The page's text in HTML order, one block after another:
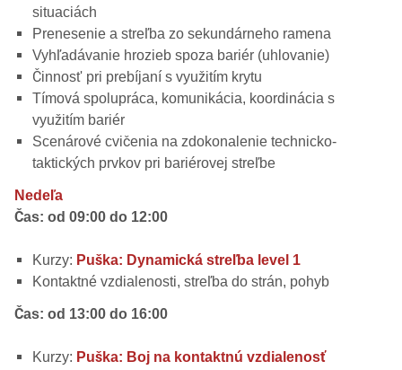
situaciách
Prenesenie a streľba zo sekundárneho ramena
Vyhľadávanie hrozieb spoza bariér (uhlovanie)
Činnost' pri prebíjaní s využitím krytu
Tímová spolupráca, komunikácia, koordinácia s
využitím bariér
Scenárové cvičenia na zdokonalenie technicko-
taktických prvkov pri bariérovej streľbe
Nedeľa
Čas: od 09:00 do 12:00
Kurzy: Puška: Dynamická streľba level 1
Kontaktné vzdialenosti, streľba do strán, pohyb
Čas: od 13:00 do 16:00
Kurzy: Puška: Boj na kontaktnú vzdialenosť